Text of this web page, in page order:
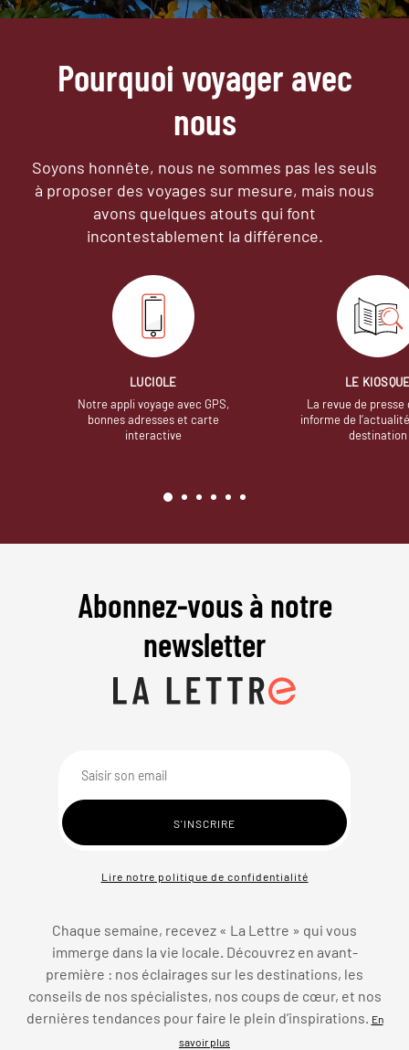
Pourquoi voyager avec
nous
Soyons honnête, nous ne sommes pas les seuls
à proposer des voyages sur mesure, mais nous
avons quelques atouts qui font
incontestablement la différence.
LUCIOLE
Notre appli voyage avec GPS,
bonnes adresses et carte
interactive
LE
La revue de presse
informe de
destination
Abonnez-vous à notre
newsletter
Lire notre politique de confidentialité
Chaque semaine, recevez « La Lettre » qui vous
immerge dans la vie locale. Découvrez en avant-
première : nos éclairages sur les destinations, les
conseils de nos spécialistes, nos coups de cœur, et nos
dernières tendances pour faire le plein d’inspirations.
En
savoir plus